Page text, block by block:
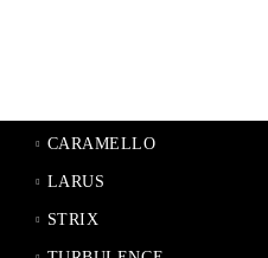
CARAMELLO
LARUS
STRIX